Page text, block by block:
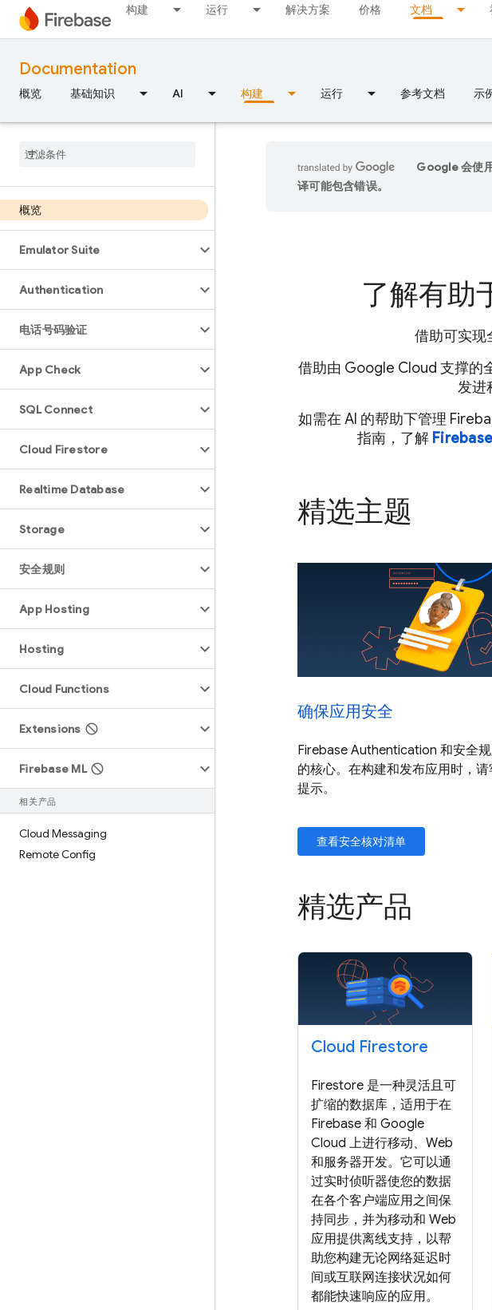
构建 运行 解决方案 价格 文档
Documentation
概览 基础知识 AI 构建 运行 参考文档 示
概览
Emulator Suite
Authentication
电话号码验证
App Check
SQL Connect
Cloud Firestore
Realtime Database
Storage
安全规则
App Hosting
Hosting
Cloud Functions
Extensions
Firebase ML
相关产品
Cloud Messaging
Remote Config
Google 会使
译可能包含错误。
了解有助
借助可实现
借助由 Google Cloud 支撑的
发进
如需在 AI 的帮助下管理
指南，了解
精选主题
确保应用安全
Firebase Authentication 和安全
的核心。在构建和发布应用时，
提示。
查看安全核对清单
精选产品
Cloud Firestore
Firestore 是一种灵活且可
扩缩的数据库，适用于在
Firebase 和 Google
Cloud 上进行移动、Web
和服务器开发。它可以通
过实时侦听器使您的数据
在各个客户端应用之间保
持同步，并为移动和 Web
应用提供离线支持，以帮
助您构建无论网络延迟时
间或互联网连接状况如何
都能快速响应的应用。